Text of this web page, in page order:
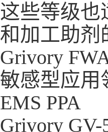
这些等级也
和加工助剂
Grivory
敏感型应用
EMS PPA
Grivory GV-